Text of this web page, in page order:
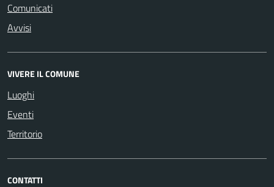
Comunicati
Avvisi
VIVERE IL COMUNE
Luoghi
Eventi
Territorio
CONTATTI